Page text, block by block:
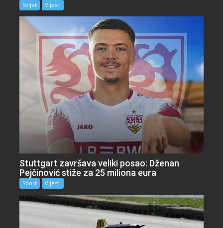
Svijet Vijesti
Stuttgart završava veliki posao: Dženan
Pejčinović stiže za 25 miliona eura
Sport Vijesti